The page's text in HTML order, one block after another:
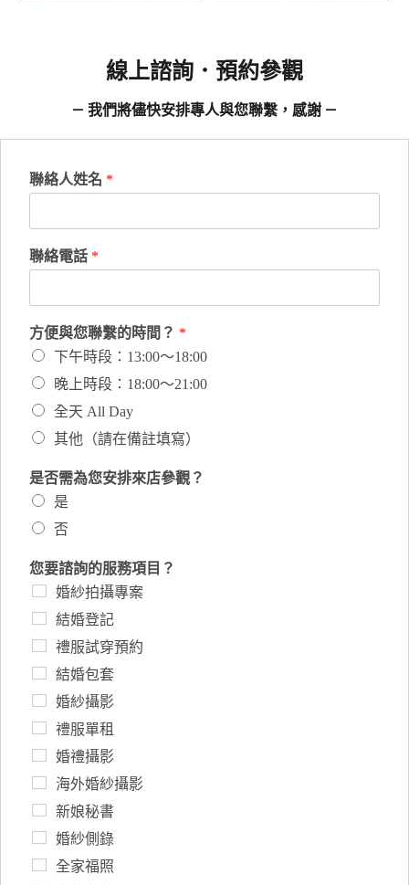
線上諮詢．預約參觀
— 我們將儘快安排專人與您聯繫，感謝 —
聯絡人姓名 *
聯絡電話 *
方便與您聯繫的時間？ *
下午時段：13:00～18:00
晚上時段：18:00～21:00
全天 All Day
其他（請在備註填寫）
是否需為您安排來店參觀？
是
否
您要諮詢的服務項目？
婚紗拍攝專案
結婚登記
禮服試穿預約
結婚包套
婚紗攝影
禮服單租
婚禮攝影
海外婚紗攝影
新娘秘書
婚紗側錄
全家福照